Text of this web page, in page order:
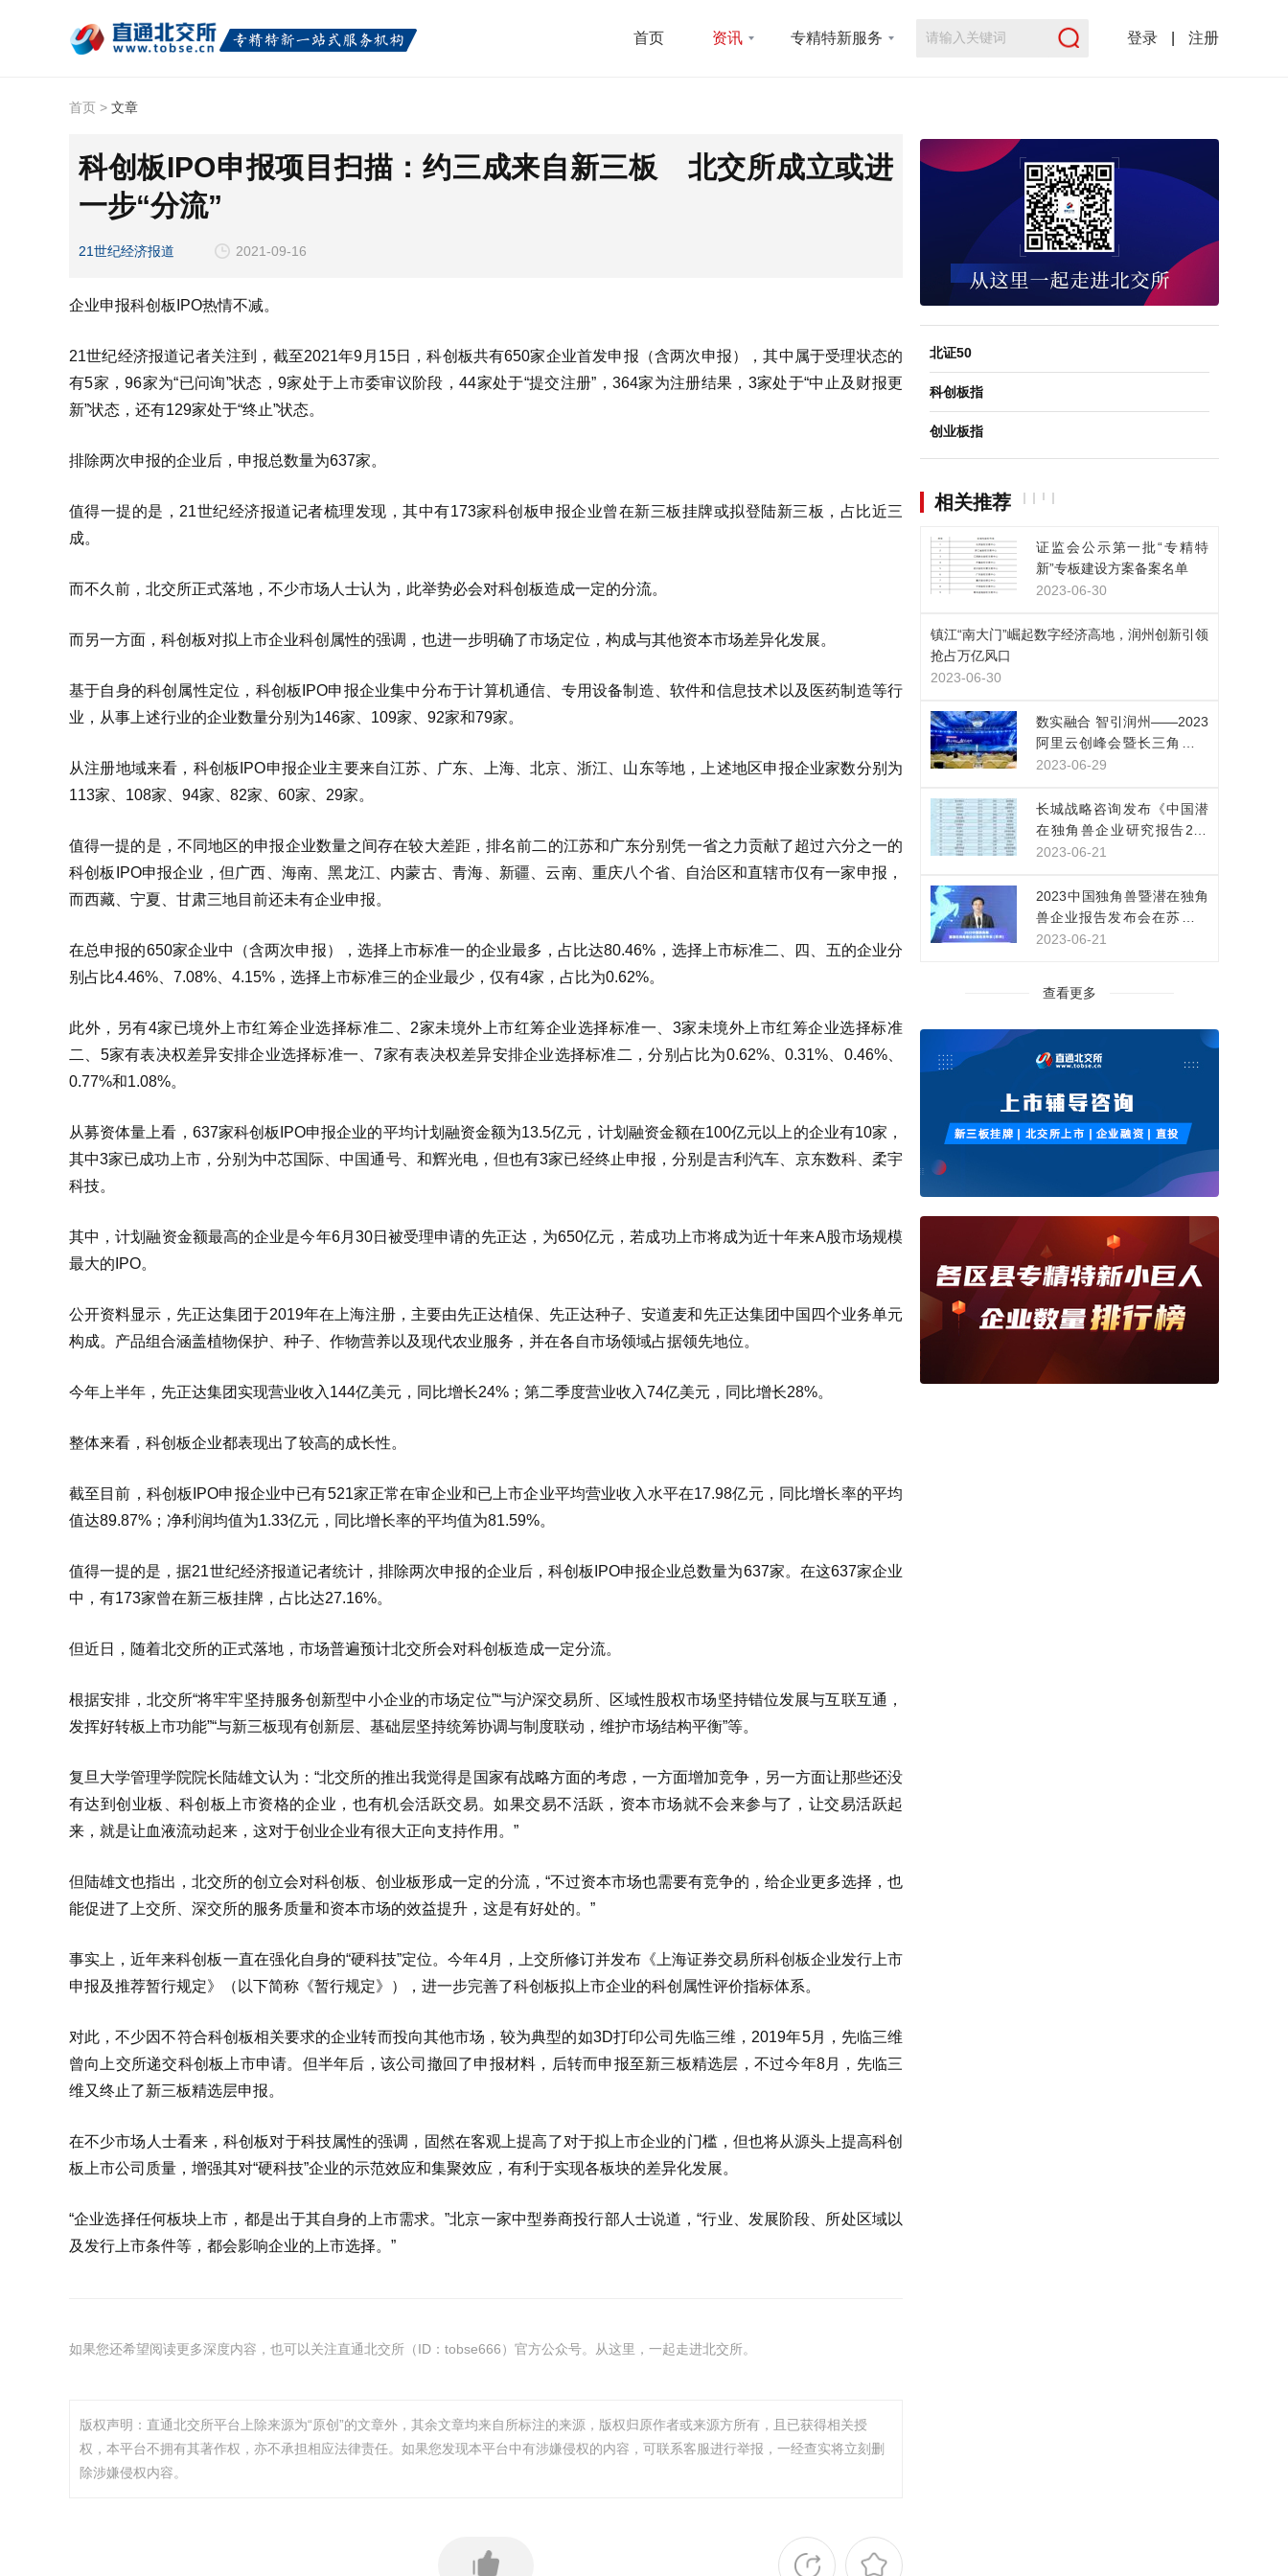
首页 资讯 专精特新服务 登录 注册
首页 > 文章
科创板IPO申报项目扫描：约三成来自新三板 北交所成立或进
一步“分流”
21世纪经济报道 2021-09-16
企业申报科创板IPO热情不减。
21世纪经济报道记者关注到，截至2021年9月15日，科创板共有650家企业首发申报（含两次申报），其中属于受理状态的
有5家，96家为“已问询”状态，9家处于上市委审议阶段，44家处于“提交注册”，364家为注册结果，3家处于“中止及财报更
新”状态，还有129家处于“终止”状态。
排除两次申报的企业后，申报总数量为637家。
值得一提的是，21世纪经济报道记者梳理发现，其中有173家科创板申报企业曾在新三板挂牌或拟登陆新三板，占比近三
成。
而不久前，北交所正式落地，不少市场人士认为，此举势必会对科创板造成一定的分流。
而另一方面，科创板对拟上市企业科创属性的强调，也进一步明确了市场定位，构成与其他资本市场差异化发展。
基于自身的科创属性定位，科创板IPO申报企业集中分布于计算机通信、专用设备制造、软件和信息技术以及医药制造等行
业，从事上述行业的企业数量分别为146家、109家、92家和79家。
从注册地域来看，科创板IPO申报企业主要来自江苏、广东、上海、北京、浙江、山东等地，上述地区申报企业家数分别为
113家、108家、94家、82家、60家、29家。
值得一提的是，不同地区的申报企业数量之间存在较大差距，排名前二的江苏和广东分别凭一省之力贡献了超过六分之一的
科创板IPO申报企业，但广西、海南、黑龙江、内蒙古、青海、新疆、云南、重庆八个省、自治区和直辖市仅有一家申报，
而西藏、宁夏、甘肃三地目前还未有企业申报。
在总申报的650家企业中（含两次申报），选择上市标准一的企业最多，占比达80.46%，选择上市标准二、四、五的企业分
别占比4.46%、7.08%、4.15%，选择上市标准三的企业最少，仅有4家，占比为0.62%。
此外，另有4家已境外上市红筹企业选择标准二、2家未境外上市红筹企业选择标准一、3家未境外上市红筹企业选择标准
二、5家有表决权差异安排企业选择标准一、7家有表决权差异安排企业选择标准二，分别占比为0.62%、0.31%、0.46%、
0.77%和1.08%。
从募资体量上看，637家科创板IPO申报企业的平均计划融资金额为13.5亿元，计划融资金额在100亿元以上的企业有10家，
其中3家已成功上市，分别为中芯国际、中国通号、和辉光电，但也有3家已经终止申报，分别是吉利汽车、京东数科、柔宇
科技。
其中，计划融资金额最高的企业是今年6月30日被受理申请的先正达，为650亿元，若成功上市将成为近十年来A股市场规模
最大的IPO。
公开资料显示，先正达集团于2019年在上海注册，主要由先正达植保、先正达种子、安道麦和先正达集团中国四个业务单元
构成。产品组合涵盖植物保护、种子、作物营养以及现代农业服务，并在各自市场领域占据领先地位。
今年上半年，先正达集团实现营业收入144亿美元，同比增长24%；第二季度营业收入74亿美元，同比增长28%。
整体来看，科创板企业都表现出了较高的成长性。
截至目前，科创板IPO申报企业中已有521家正常在审企业和已上市企业平均营业收入水平在17.98亿元，同比增长率的平均
值达89.87%；净利润均值为1.33亿元，同比增长率的平均值为81.59%。
值得一提的是，据21世纪经济报道记者统计，排除两次申报的企业后，科创板IPO申报企业总数量为637家。在这637家企业
中，有173家曾在新三板挂牌，占比达27.16%。
但近日，随着北交所的正式落地，市场普遍预计北交所会对科创板造成一定分流。
根据安排，北交所“将牢牢坚持服务创新型中小企业的市场定位”“与沪深交易所、区域性股权市场坚持错位发展与互联互通，
发挥好转板上市功能”“与新三板现有创新层、基础层坚持统筹协调与制度联动，维护市场结构平衡”等。
复旦大学管理学院院长陆雄文认为：“北交所的推出我觉得是国家有战略方面的考虑，一方面增加竞争，另一方面让那些还没
有达到创业板、科创板上市资格的企业，也有机会活跃交易。如果交易不活跃，资本市场就不会来参与了，让交易活跃起
来，就是让血液流动起来，这对于创业企业有很大正向支持作用。”
但陆雄文也指出，北交所的创立会对科创板、创业板形成一定的分流，“不过资本市场也需要有竞争的，给企业更多选择，也
能促进了上交所、深交所的服务质量和资本市场的效益提升，这是有好处的。”
事实上，近年来科创板一直在强化自身的“硬科技”定位。今年4月，上交所修订并发布《上海证券交易所科创板企业发行上市
申报及推荐暂行规定》（以下简称《暂行规定》），进一步完善了科创板拟上市企业的科创属性评价指标体系。
对此，不少因不符合科创板相关要求的企业转而投向其他市场，较为典型的如3D打印公司先临三维，2019年5月，先临三维
曾向上交所递交科创板上市申请。但半年后，该公司撤回了申报材料，后转而申报至新三板精选层，不过今年8月，先临三
维又终止了新三板精选层申报。
在不少市场人士看来，科创板对于科技属性的强调，固然在客观上提高了对于拟上市企业的门槛，但也将从源头上提高科创
板上市公司质量，增强其对“硬科技”企业的示范效应和集聚效应，有利于实现各板块的差异化发展。
“企业选择任何板块上市，都是出于其自身的上市需求。”北京一家中型券商投行部人士说道，“行业、发展阶段、所处区域以
及发行上市条件等，都会影响企业的上市选择。”
如果您还希望阅读更多深度内容，也可以关注直通北交所（ID：tobse666）官方公众号。从这里，一起走进北交所。
版权声明：直通北交所平台上除来源为“原创”的文章外，其余文章均来自所标注的来源，版权归原作者或来源方所有，且已获得相关授
权，本平台不拥有其著作权，亦不承担相应法律责任。如果您发现本平台中有涉嫌侵权的内容，可联系客服进行举报，一经查实将立刻删
除涉嫌侵权内容。
北证50
科创板指
创业板指
相关推荐
证监会公示第一批“专精特
新”专板建设方案备案名单
2023-06-30
镇江“南大门”崛起数字经济高地，润州创新引领
抢占万亿风口
2023-06-30
数实融合 智引润州——2023
阿里云创峰会暨长三角（镇
江）数字经济高峰论坛在润
2023-06-29
长城战略咨询发布《中国潜
在独角兽企业研究报告202
3》：潜在独角兽企业653
2023-06-21
2023中国独角兽暨潜在独角
兽企业报告发布会在苏州举
行
2023-06-21
查看更多